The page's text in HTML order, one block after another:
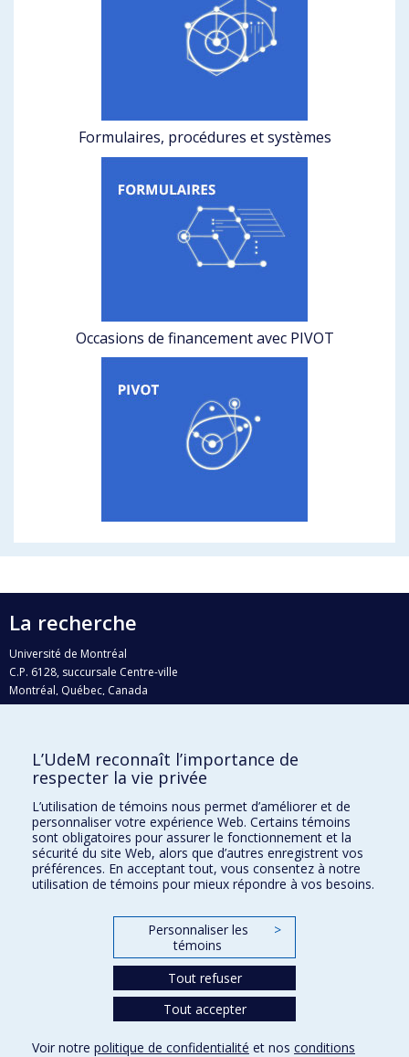
Formulaires, procédures et systèmes
Occasions de financement avec PIVOT
La recherche
Université de Montréal
C.P. 6128, succursale Centre-ville
Montréal, Québec, Canada
H3C 3J7
Qui fait quoi?
Nous trouver
Plan du site
Accessibilité
L’UdeM reconnaît l’importance de
respecter la vie privée
L’utilisation de témoins nous permet d’améliorer et de
personnaliser votre expérience Web. Certains témoins
sont obligatoires pour assurer le fonctionnement et la
sécurité du site Web, alors que d’autres enregistrent vos
préférences. En acceptant tout, vous consentez à notre
utilisation de témoins pour mieux répondre à vos besoins.
Personnaliser les
témoins
>
Tout refuser
Tout accepter
Voir notre politique de confidentialité et nos conditions